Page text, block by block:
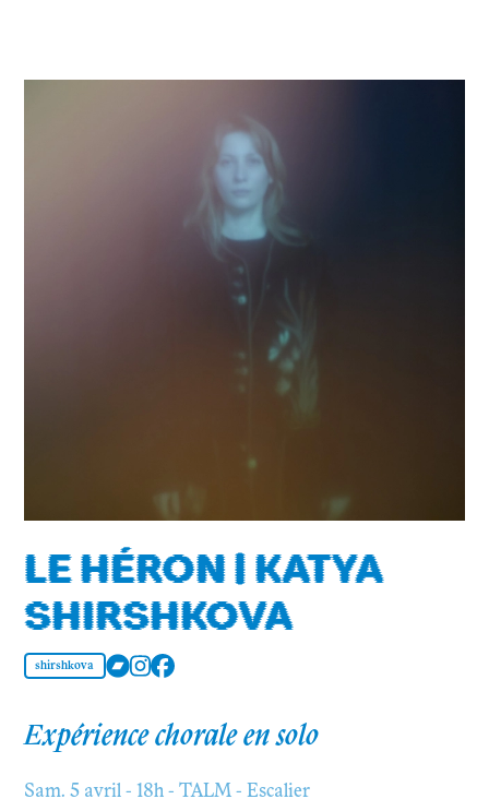
LE HÉRON | KATYA
SHIRSHKOVA
shirshkova
Expérience chorale en solo
Sam. 5 avril - 18h - TALM - Escalier